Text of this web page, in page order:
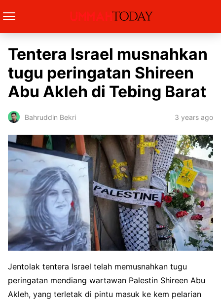
Tentera Israel musnahkan
tugu peringatan Shireen
Abu Akleh di Tebing Barat
Bahruddin Bekri 3 years ago
Jentolak tentera Israel telah memusnahkan tugu
peringatan mendiang wartawan Palestin Shireen Abu
Akleh, yang terletak di pintu masuk ke kem pelarian